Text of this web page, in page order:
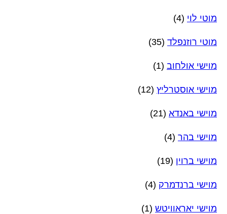
מוטי לוי (4)
מוטי רוזנפלד (35)
מוישי אולחוב (1)
מוישי אוסטרליץ (12)
מוישי באנדא (21)
מוישי בהר (4)
מוישי ברוין (19)
מוישי ברנדמרק (4)
מוישי יאראוויטש (1)